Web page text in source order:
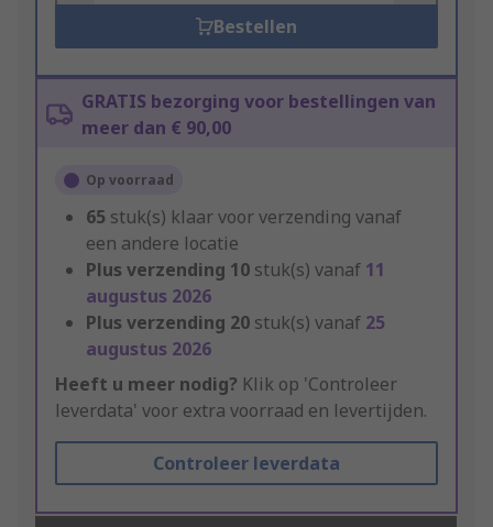
Bestellen
GRATIS bezorging voor bestellingen van
meer dan € 90,00
Op voorraad
65 stuk(s) klaar voor verzending vanaf
een andere locatie
Plus verzending 10 stuk(s) vanaf 11
augustus 2026
Plus verzending 20 stuk(s) vanaf 25
augustus 2026
Heeft u meer nodig? Klik op 'Controleer
leverdata' voor extra voorraad en levertijden.
Controleer leverdata